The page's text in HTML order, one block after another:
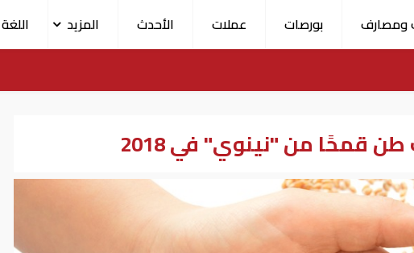
ومصارف بورصات عملات الأحدث المزيد
اللغة